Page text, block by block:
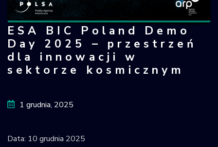
kosmosie
Krajowy Rejestr
Obiektów
Kosmicznych
ESA BIC Poland Demo Day 2025 –
ESA BIC Poland Demo
Day 2025 – przestrzeń
dla innowacji w
sektorze kosmicznym
1 grudnia, 2025
Data: 10 grudnia 2025